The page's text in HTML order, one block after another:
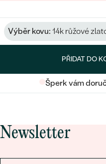
Výběr kovu: 14k růžové
PŘIDAT DO
Šperk vám
Newsletter